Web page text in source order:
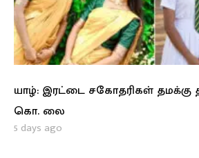
யாழ்: இரட்டை சகோதரிகள் தமக்கு
கொ. லை
5 days ago